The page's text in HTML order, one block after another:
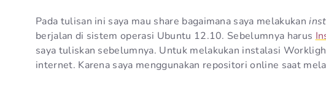
Pada tulisan ini saya mau share bagaimana saya melakukan
berjalan di sistem operasi Ubuntu 12.10. Sebelumnya harus
saya tuliskan sebelumnya. Untuk melakukan instalasi
internet. Karena saya menggunakan repositori online saat